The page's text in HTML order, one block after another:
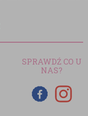
SPRAWDŹ CO U
NAS?